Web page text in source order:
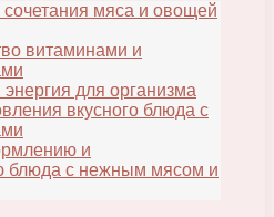
мяса и овощей
витаминами и
энергия для организма
вкусного блюда с
и
блюда с нежным мясом и